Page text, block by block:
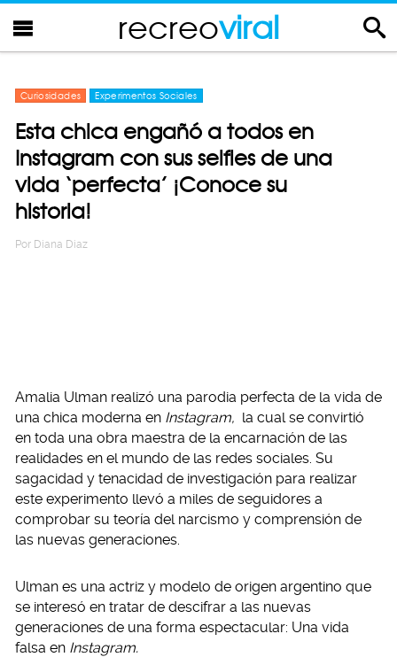
recreoviral
Curiosidades Experimentos Sociales
Esta chica engañó a todos en
Instagram con sus selfies de una
vida ‘perfecta’ ¡Conoce su
historia!
Por Diana Diaz
Amalia Ulman realizó una parodia perfecta de la vida de
una chica moderna en Instagram, la cual se convirtió
en toda una obra maestra de la encarnación de las
realidades en el mundo de las redes sociales. Su
sagacidad y tenacidad de investigación para realizar
este experimento llevó a miles de seguidores a
comprobar su teoría del narcismo y comprensión de
las nuevas generaciones.
Ulman es una actriz y modelo de origen argentino que
se interesó en tratar de descifrar a las nuevas
generaciones de una forma espectacular: Una vida
falsa en Instagram.